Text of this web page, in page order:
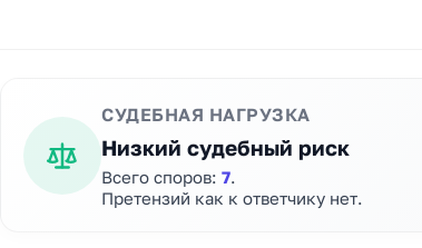
СУДЕБНАЯ НАГРУЗКА
Низкий судебный риск
Всего споров: 7.
Претензий как к ответчику нет.